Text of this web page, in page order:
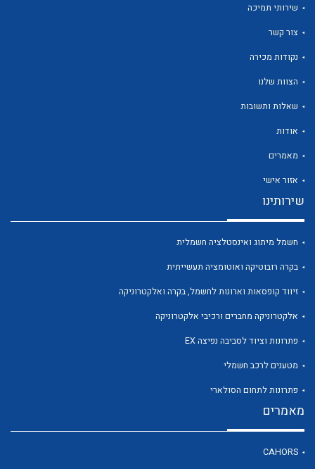
לכל מוצרי היצרן
לכל מוצרי היצרן לכל מוצרי היצרן
שירותי תמיכה
צור קשר
נקודות מכירה
הצוות שלנו
שאלות ותשובות
אודות
מאמרים
אזור אישי
שירותינו
חשמל מיתוג ואינסטלציה חשמלית
בקרה רובוטיקה ואוטומציה תעשייתית
זיווד קופסאות וארונות לחשמל, בקרה ואלקטרוניקה
אלקטרוניקה מחברים ורכיבי אלקטרוניקה
פתרונות וציוד לסביבה נפיצה EX
מטענים לרכב חשמלי
פתרונות לתחום הסולארי
מאמרים
CAHORS